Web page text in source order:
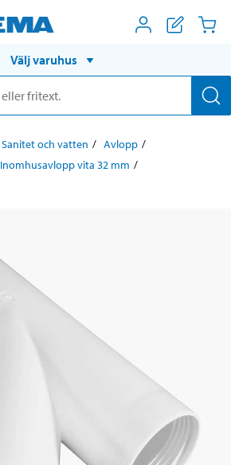
Välj varuhus
Sanitet och vatten
Avlopp
Inomhusavlopp vita 32 mm